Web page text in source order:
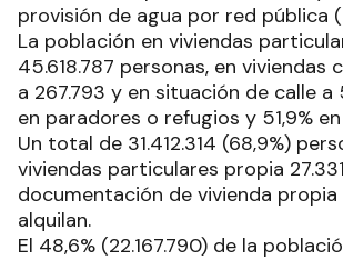
provisión de agua por red pública
La población en viviendas
45.618.787 personas, en viviendas
a 267.793 y en situación de calle a
en paradores o refugios y 51,9%
Un total de 31.412.314 (68,9%)
viviendas particulares propia
documentación de vivienda propia
alquilan.
El 48,6% (22.167.790) de la